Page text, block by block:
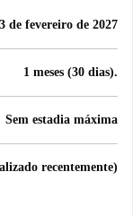
3 de fevereiro de 2027
1 meses (30 dias).
Sem estadia máxima
recentemente)